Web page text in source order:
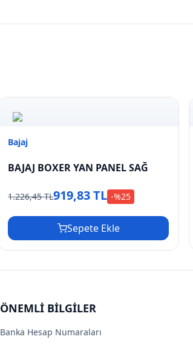
Bajaj
BAJAJ BOXER YAN PANEL SAĞ
1.226,45 TL919,83 TL -%25
Sepete Ekle
ÖNEMLİ BİLGİLER
Banka Hesap Numaraları